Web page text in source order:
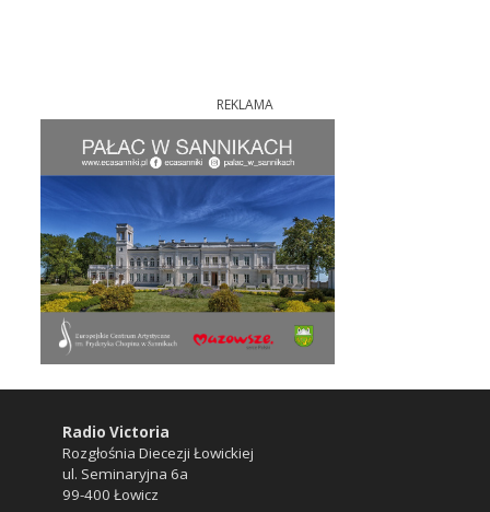
REKLAMA
Radio Victoria
Rozgłośnia Diecezji Łowickiej
ul. Seminaryjna 6a
99-400 Łowicz